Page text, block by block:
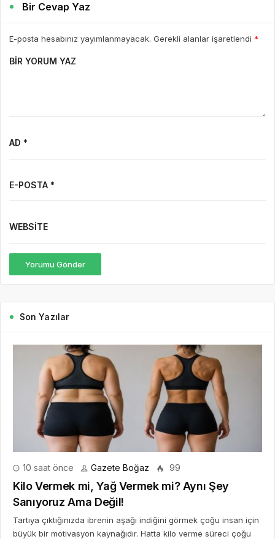
Bir Cevap Yaz
E-posta hesabınız yayımlanmayacak. Gerekli alanlar işaretlendi *
BIR YORUM YAZ
AD *
E-POSTA *
WEBSITE
Yorumu Gönder
Son Yazılar
10 saat önce Gazete Boğaz 99
Kilo Vermek mi, Yağ Vermek mi? Aynı Şey
Sanıyoruz Ama Değil!
Tartıya çıktığınızda ibrenin aşağı indiğini görmek çoğu insan için
büyük bir motivasyon kaynağıdır. Hatta kilo verme süreci çoğu